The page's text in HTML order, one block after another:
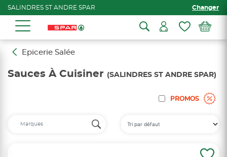
SALINDRES ST ANDRE SPAR Changer
Epicerie Salée
Sauces À Cuisiner (SALINDRES ST ANDRE SPAR)
PROMOS